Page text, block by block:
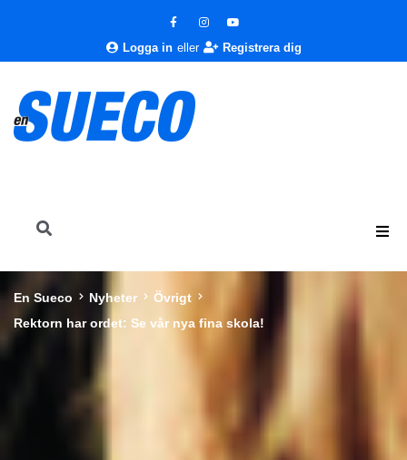
Logga in eller Registrera dig
En Sueco Nyheter
Övrigt
Rektorn har ordet: Se vår nya fina skola!